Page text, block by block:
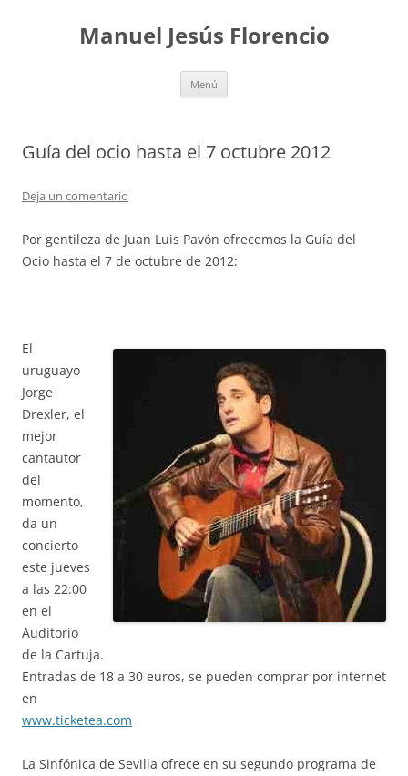
contenidoManuel Jesús Florencio
Menú
Guía del ocio hasta el 7 octubre 2012
Deja un comentario
Por gentileza de Juan Luis Pavón ofrecemos la Guía del
Ocio hasta el 7 de octubre de 2012:
El
uruguayo
Jorge
Drexler, el
mejor
cantautor
del
momento,
da un
concierto
este jueves
a las 22:00
en el
Auditorio
de la Cartuja.
Entradas de 18 a 30 euros, se pueden comprar por internet
en
www.ticketea.com
La Sinfónica de Sevilla ofrece en su segundo programa de